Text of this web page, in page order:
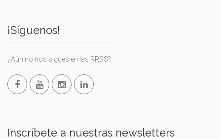
¡Síguenos!
¿Aún no nos sigues en las RRSS?
Inscríbete a nuestras newsletters